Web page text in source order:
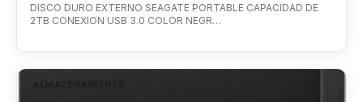
DISCO DURO EXTERNO SEAGATE PORTABLE CAPACIDAD DE
2TB CONEXION USB 3.0 COLOR NEGR…